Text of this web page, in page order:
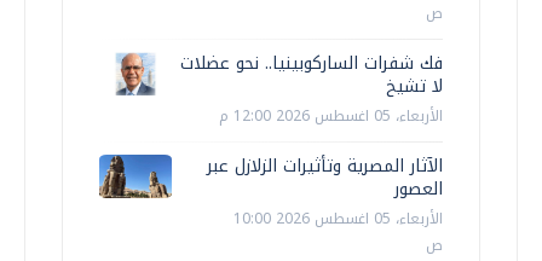
ص
فك شفرات الساركوبينيا.. نحو عضلات
لا تشيخ
الأربعاء، 05 اغسطس 2026 12:00 م
الآثار المصرية وتأثيرات الزلازل عبر
العصور
الأربعاء، 05 اغسطس 2026 10:00
ص